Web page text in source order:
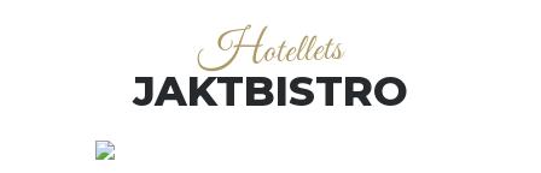
Hotellets
JAKTBISTRO